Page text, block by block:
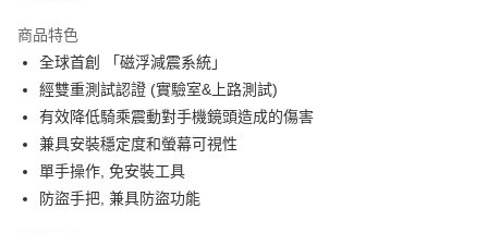
ATM付款
運送方式
全家取貨付款(安全帽一頂以上請選宅配)
每筆NT$60，滿NT$1,000(含以上)免運費
商品特色
全球首創 「磁浮減震系統」
經雙重測試認證 (實驗室&上路測試)
有效降低騎乘震動對手機鏡頭造成的傷害
兼具安裝穩定度和螢幕可視性
單手操作, 免安裝工具
防盜手把, 兼具防盜功能